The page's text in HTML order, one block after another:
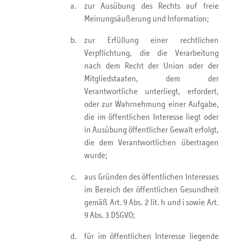
zur Ausübung des Rechts auf freie
Meinungsäußerung und Information;
zur Erfüllung einer rechtlichen
Verpflichtung, die die Verarbeitung
nach dem Recht der Union oder der
Mitgliedstaaten, dem der
Verantwortliche unterliegt, erfordert,
oder zur Wahrnehmung einer Aufgabe,
die im öffentlichen Interesse liegt oder
in Ausübung öffentlicher Gewalt erfolgt,
die dem Verantwortlichen übertragen
wurde;
aus Gründen des öffentlichen Interesses
im Bereich der öffentlichen Gesundheit
gemäß Art. 9 Abs. 2 lit. h und i sowie Art.
9 Abs. 3 DSGVO;
für im öffentlichen Interesse liegende